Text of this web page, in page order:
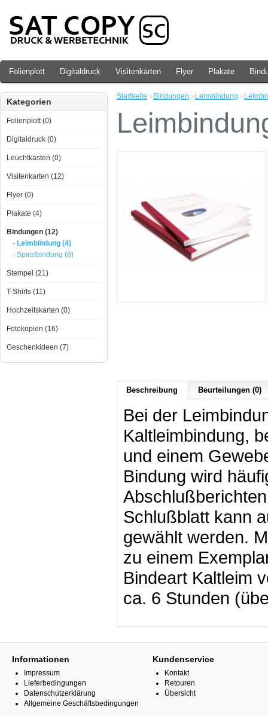
Folienplott Digitaldruck Visitenkarten Flyer Plakate
Kategorien
Folienplott (0)
Digitaldruck (0)
Leuchtkästen (0)
Visitenkarten (12)
Flyer (0)
Plakate (4)
Bindungen (12)
- Leimbindung (4)
- Spiralbindung (8)
Stempel (21)
T-Shirts (11)
Hochzeitskarten (0)
Fotokopien (16)
Geschenkideen (7)
Startseite » Bindungen » Leimbindung »
Beschreibung Beurteilungen (0)
Bei der
Kaltleimbindung,
und einem
Bindung wird
Schlußblatt kann
gewählt werden.
zu einem
Bindeart Kaltleim
ca. 6 Stunden
Informationen
Impressum
Lieferbedingungen
Datenschutzerklärung
Allgemeine Geschäftsbedingungen
Kundenservice
Kontakt
Retouren
Übersicht